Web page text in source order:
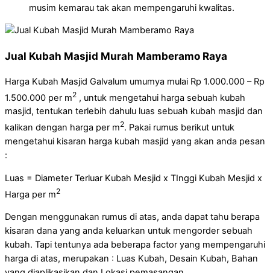
musim kemarau tak akan mempengaruhi kwalitas.
Jual Kubah Masjid Murah Mamberamo Raya
Harga Kubah Masjid Galvalum umumya mulai Rp 1.000.000 – Rp
1.500.000 per m2 , untuk mengetahui harga sebuah kubah
masjid, tentukan terlebih dahulu luas sebuah kubah masjid dan
kalikan dengan harga per m2. Pakai rumus berikut untuk
mengetahui kisaran harga kubah masjid yang akan anda pesan
:
Luas = Diameter Terluar Kubah Mesjid x TInggi Kubah Mesjid x
Harga per m2
Dengan menggunakan rumus di atas, anda dapat tahu berapa
kisaran dana yang anda keluarkan untuk mengorder sebuah
kubah. Tapi tentunya ada beberapa factor yang mempengaruhi
harga di atas, merupakan : Luas Kubah, Desain Kubah, Bahan